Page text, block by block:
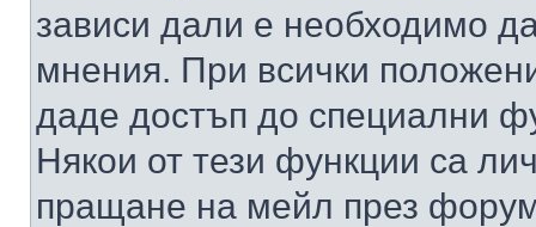
зависи дали е необходимо
мнения. При всички
даде достъп до специални
Някои от тези функции са
пращане на мейл през